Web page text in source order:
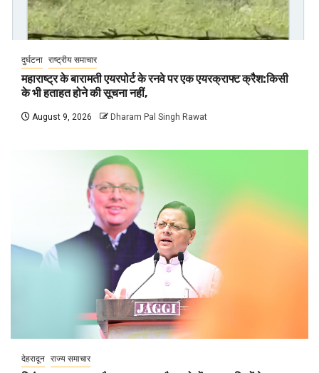
दुर्घटना राष्ट्रीय समाचार
महाराष्ट्र के बारामती एयरपोर्ट के रनवे पर एक एयरक्राफ्ट क्रैश:किसी
के भी हताहत होने की सूचना नहीं,
August 9, 2026 Dharam Pal Singh Rawat
देहरादून राज्य समाचार